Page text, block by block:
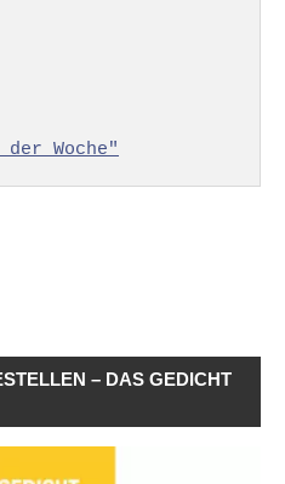
Woche"
– DAS GEDICHT